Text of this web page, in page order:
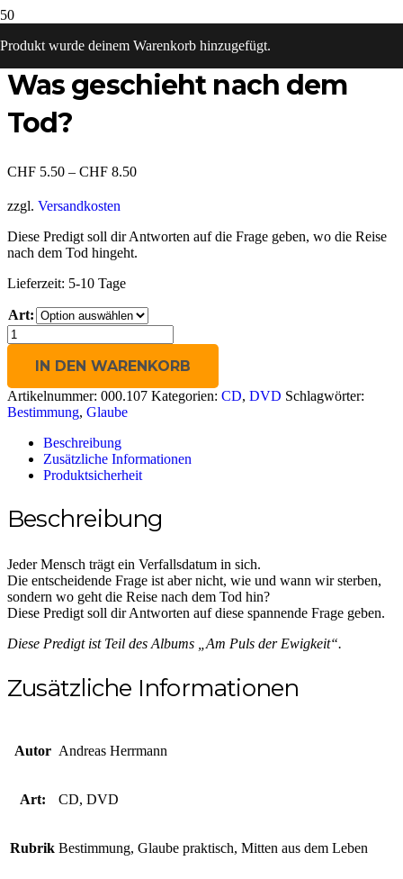
Produkt wurde deinem Warenkorb hinzugefügt.
Was geschieht nach dem
Tod?
CHF 5.50 – CHF 8.50
zzgl. Versandkosten
Diese Predigt soll dir Antworten auf die Frage geben, wo die Reise
nach dem Tod hingeht.
Lieferzeit: 5-10 Tage
Art:
Was
geschieht
Tod?
Menge
IN DEN WARENKORB
Artikelnummer: 000.107 Kategorien: CD, DVD Schlagwörter:
Bestimmung, Glaube
Beschreibung
Zusätzliche Informationen
Produktsicherheit
Beschreibung
Jeder Mensch trägt ein Verfallsdatum in sich.
Die entscheidende Frage ist aber nicht, wie und wann wir sterben,
sondern wo geht die Reise nach dem Tod hin?
Diese Predigt soll dir Antworten auf diese spannende Frage geben.
Diese Predigt ist Teil des Albums „Am Puls der Ewigkeit“.
Zusätzliche Informationen
Autor Andreas Herrmann
Art: CD, DVD
Rubrik Bestimmung, Glaube praktisch, Mitten aus dem Leben